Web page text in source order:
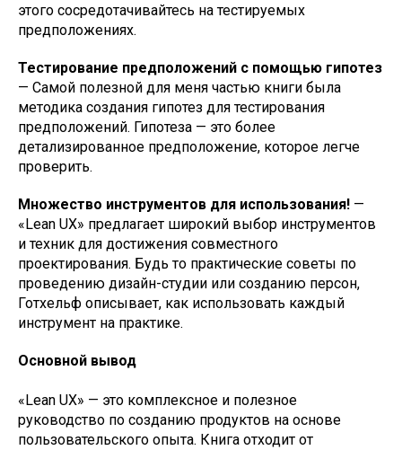
этого сосредотачивайтесь на тестируемых
предположениях.
Тестирование предположений с помощью гипотез
— Самой полезной для меня частью книги была
методика создания гипотез для тестирования
предположений. Гипотеза — это более
детализированное предположение, которое легче
проверить.
Множество инструментов для использования! —
«Lean UX» предлагает широкий выбор инструментов
и техник для достижения совместного
проектирования. Будь то практические советы по
проведению дизайн-студии или созданию персон,
Готхельф описывает, как использовать каждый
инструмент на практике.
Основной вывод
«Lean UX» — это комплексное и полезное
руководство по созданию продуктов на основе
пользовательского опыта. Книга отходит от